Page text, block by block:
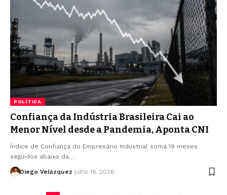
POLÍTICA
Confiança da Indústria Brasileira Cai ao
Menor Nível desde a Pandemia, Aponta CNI
Índice de Confiança do Empresário Industrial soma 19 meses
seguidos abaixo da…
Diego Velázquez julho 16, 2026